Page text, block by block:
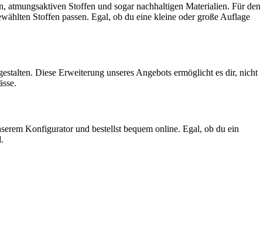
Stoffen und sogar nachhaltigen Materialien. Für den
Stoffen passen. Egal, ob du eine kleine oder große Auflage
Diese Erweiterung unseres Angebots ermöglicht es dir, nicht
Konfigurator und bestellst bequem online. Egal, ob du ein